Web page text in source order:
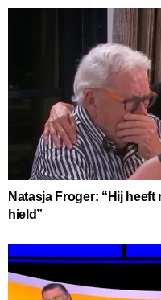
Natasja Froger: “Hij
hield”